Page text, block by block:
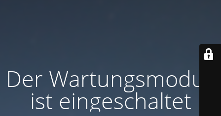
Der Wartungsmodus
ist eingeschaltet